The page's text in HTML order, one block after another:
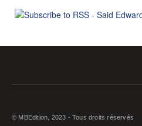
© MBEdition, 2023 - Tous droits réservés